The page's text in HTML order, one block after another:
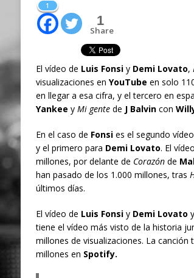
1
1
Share
El vídeo de Luis Fonsiy Demi Lovato,
visualizaciones en YouTube en solo
en llegar a esa cifra, y el tercero en
Yankee yMi gentede J Balvincon
En el caso de Fonsies el segundo
y el primero para Demi Lovato. El
millones, por delante de Corazónde
han pasado de los 1.000 millones, tras
últimos días.
El vídeo de Luis Fonsiy Demi Lovato
tiene el vídeo más visto de la historia
millones de visualizaciones. La
millones en Spotify.